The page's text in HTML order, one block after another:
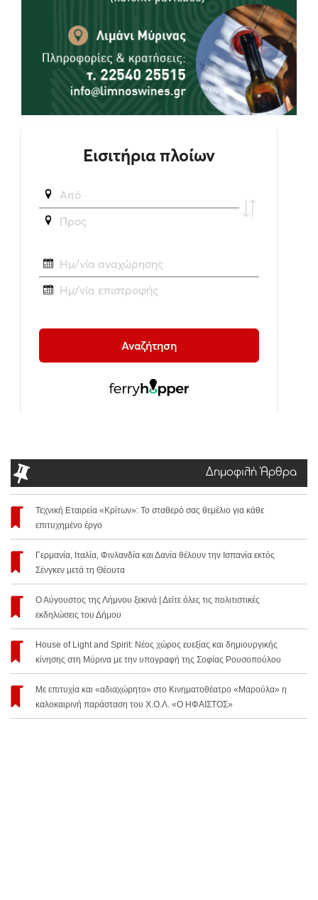
Δημοφιλή Άρθρα
Τεχνική Εταιρεία «Κρίτων»: Το σταθερό σας θεμέλιο για κάθε
επιτυχημένο έργο
Γερμανία, Ιταλία, Φινλανδία και Δανία θέλουν την Ισπανία εκτός
Σένγκεν μετά τη Θέουτα
Ο Αύγουστος της Λήμνου ξεκινά | Δείτε όλες τις πολιτιστικές
εκδηλώσεις του Δήμου
House of Light and Spirit: Νέος χώρος ευεξίας και δημιουργικής
κίνησης στη Μύρινα με την υπογραφή της Σοφίας Ρουσοπούλου
Με επιτυχία και «αδιαχώρητο» στο Κινηματοθέατρο «Μαρούλα» η
καλοκαιρινή παράσταση του Χ.Ο.Λ. «Ο ΗΦΑΙΣΤΟΣ»